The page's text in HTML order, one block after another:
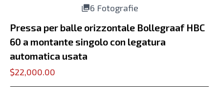
6 Fotografie
Pressa per balle orizzontale Bollegraaf HBC
60 a montante singolo con legatura
automatica usata
$22,000.00